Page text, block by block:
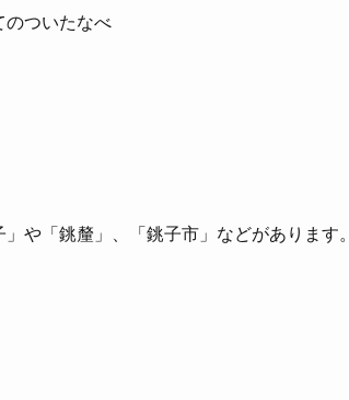
のついたなべ
」や「銚釐」、「銚子市」などがあります。